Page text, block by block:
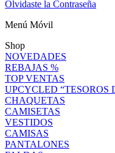
Olvidaste la Contraseña
Menú Móvil
Shop
NOVEDADES
REBAJAS %
TOP VENTAS
UPCYCLED “TESOROS
CHAQUETAS
CAMISETAS
VESTIDOS
CAMISAS
PANTALONES